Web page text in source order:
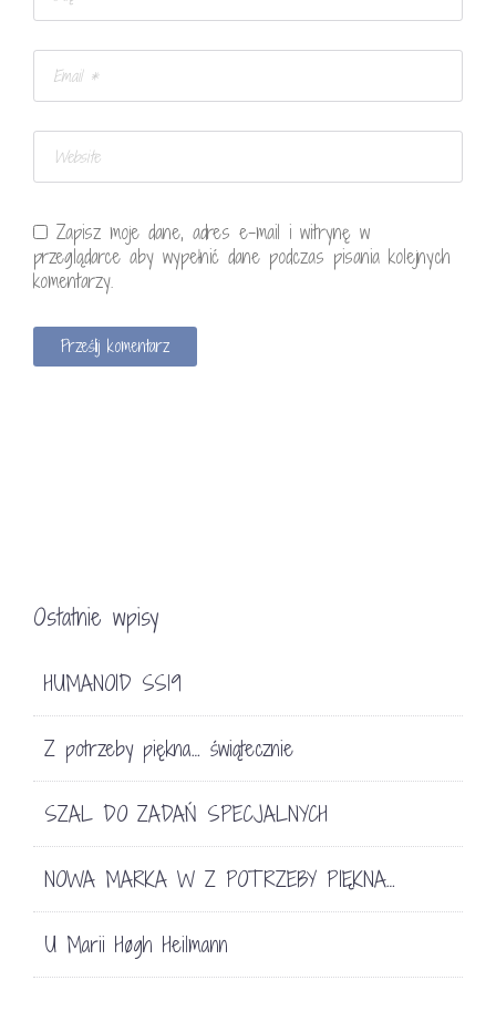
Zapisz moje dane, adres e-mail i witrynę w
przeglądarce aby wypełnić dane podczas pisania kolejnych
komentarzy.
Ostatnie wpisy
HUMANOID SS19
Z potrzeby piękna… świątecznie
SZAL DO ZADAŃ SPECJALNYCH
NOWA MARKA W Z POTRZEBY PIĘKNA…
U Marii Høgh Heilmann